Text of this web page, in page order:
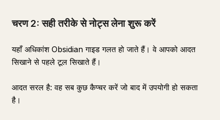
चरण 2: सही तरीके से नोट्स लेना शुरू करें
यहाँ अधिकांश Obsidian गाइड गलत हो जाते हैं। वे आपको आदत
सिखाने से पहले टूल सिखाते हैं।
आदत सरल है: वह सब कुछ कैप्चर करें जो बाद में उपयोगी हो सकता
है।